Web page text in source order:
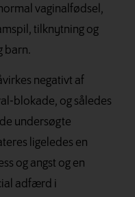
vaginalfødsel,
tilknytning og
barn.
negativt af
blokade, og således
undersøgte
ligeledes en
og angst og en
adfærd i